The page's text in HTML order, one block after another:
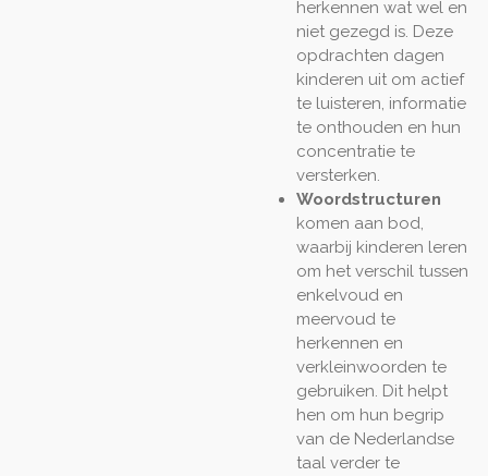
herkennen wat wel en
niet gezegd is. Deze
opdrachten dagen
kinderen uit om actief
te luisteren, informatie
te onthouden en hun
concentratie te
versterken.
Woordstructuren
komen aan bod,
waarbij kinderen leren
om het verschil tussen
enkelvoud en
meervoud te
herkennen en
verkleinwoorden te
gebruiken. Dit helpt
hen om hun begrip
van de Nederlandse
taal verder te